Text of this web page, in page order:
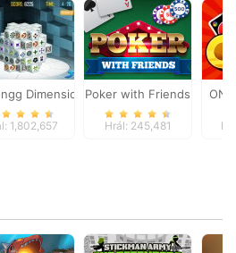
Dimensions
1,802,657
Poker with Friends
Hrál: 245,481